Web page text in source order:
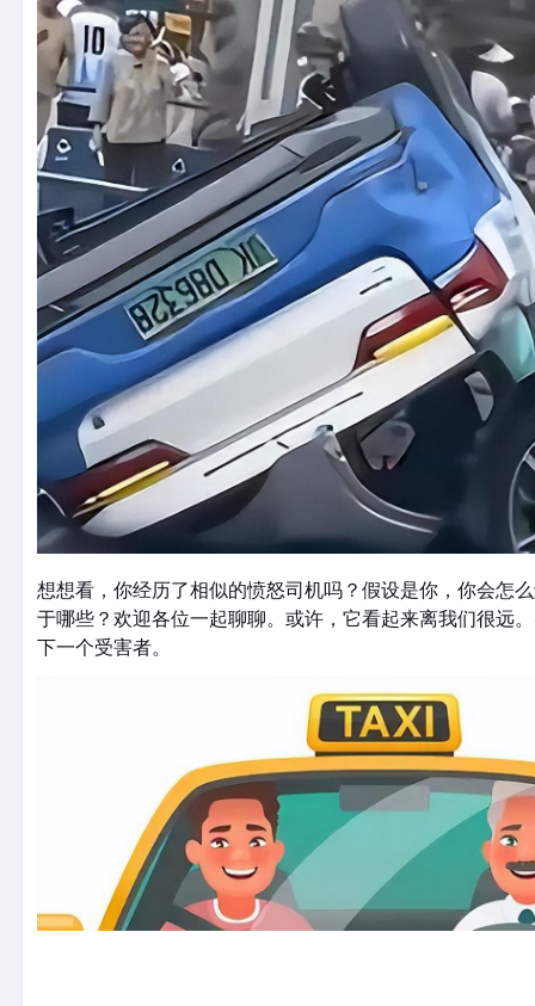
想想看，你经历了相似的愤怒司机吗？假设是你，你会怎
于哪些？欢迎各位一起聊聊。或许，它看起来离我们很远
下一个受害者。